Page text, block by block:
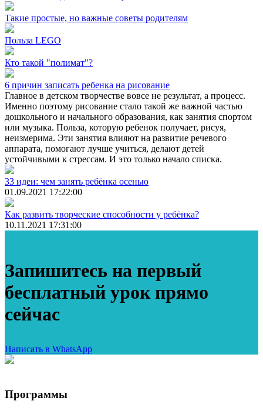
Такие простые, но важные советы родителям
Польза LEGO
Кто такой "полимат"?
6 причин записать ребенка на рисование
Главное в детском творчестве вовсе не результат, а процесс.
Именно поэтому рисование стало такой же важной частью
дошкольного и начального образования, как занятия спортом
или музыка. Польза, которую ребенок получает, рисуя,
неизмерима. Эти занятия влияют на развитие речевого
аппарата, помогают лучше учиться, делают детей
устойчивыми к стрессам. И это только начало списка.
33 идеи: чем занять ребёнка осенью
01.09.2021 17:22:00
Как развить творческие способности у ребёнка?
10.11.2021 17:31:00
Запишитесь на первый
бесплатный урок прямо
сейчас
Написать в WhatsApp
Программы